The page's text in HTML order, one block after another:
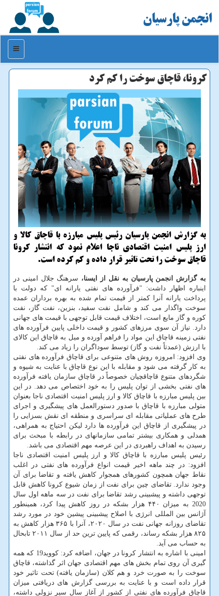
انجمن پارسیان
منو
كرونا، قاچاق سوخت را كم كرد
به گزارش انجمن پارسیان رئیس پلیس مبارزه با قاچاق كالا و
ارز پلیس امنیت اقتصادی ناجا اعلام نمود كه انتشار كرونا
قاچاق سوخت را تحت تاثیر قرار داده و كم كرده است.
به گزارش انجمن پارسیان به نقل از ایسنا، سرهنگ جلال امینی در
اینباره اظهار داشت: "فرآورده های نفتی یارانه ای" که دولت با
پرداخت یارانه آنرا کمتر از قیمت تمام شده به بهره برداران عمده
سوخت واگذار می کند و شامل نفت سفید، بنزین، نفت گاز، نفت
کوره و گاز مایع است، اختلاف قیمت قابل توجهی با قیمت های جهانی
دارد. نیاز آن سوی مرزهای کشور و قیمت داخلی پایین فرآورده های
نفتی زمینه قاچاق این مواد را فراهم آورده و میل به قاچاق این کالای
با ارزش (عمدتاً نفت و گاز) توسط سوداگران را زیاد می کند.
وی افزود: امروزه روش های متنوعی برای قاچاق فرآورده های نفتی
به کار گرفته می شود و مقابله با این نوع قاچاق با عنایت به شیوه و
شگردهای متنوع قاچاقچیان خصوصاً در قاچاق سازمان یافته فرآورده
های نفتی بخشی از توان پلیس را به خود اختصاص می دهد. در این
بین پلیس مبارزه با قاچاق کالا و ارز پلیس امنیت اقتصادی ناجا بعنوان
متولی مبارزه با قاچاق با صدور دستورالعمل های پیشگیری و اجرای
طرح های عملیاتی مقابله ای سراسری و منطقه ای نقش بسزایی را
در پیشگیری از قاچاق این فرآورده ها دارد لیکن احتیاج به همراهی،
همدلی و همکاری بیشتر تمامی سازمانهای در رابطه با مبحث برای
رسیدن به اهداف راهبردی در این عرصه مهم اقتصادی می باشد.
رئیس پلیس مبارزه با قاچاق کالا و ارز پلیس امنیت اقتصادی ناجا
افزود: در چند ماهه اخیر قیمت انواع فرآورده های نفتی در اغلب
نقاط جهان همچون کشورهای همجوار کاهش یافته و تقاضا برای آن
وجود ندارد. تقاضای چین برای نفت از زمان شیوع کرونا کاهش قابل
توجهی داشته و پیشبینی رشد تقاضا برای نفت در سه ماهه اول سال
2020 به میزان ۴۴۰ هزار بشکه در روز کاهش پیدا کرد، همینطور
آژانس بین المللی انرژی با اصلاح پیشبینی پیشین خود در مورد رشد
تقاضای روزانه جهانی نفت در سال ۲۰۲۰، آنرا با ۳۶۵ هزار کاهش به
۸۲۵ هزار بشکه رساند، رقمی که پایین ترین حد از سال ۲۰۱۱ تابحال
به حساب می آید.
امینی با اشاره به انتشار کرونا در جهان، اضافه کرد: کووید19 که همه
گیری آن روی تمام بخش های مهم اقتصادی جهان اثر گذاشته، قاچاق
سوخت را به صورت خرد و هم کلان (سازمان یافته) تحت تاثیر خود
قرار داده است و با عنایت به بررسی گزارش های دریافتی میزان
قاچاق فرآورده های نفتی از کشور از آغاز سال سیر نزولی داشته،